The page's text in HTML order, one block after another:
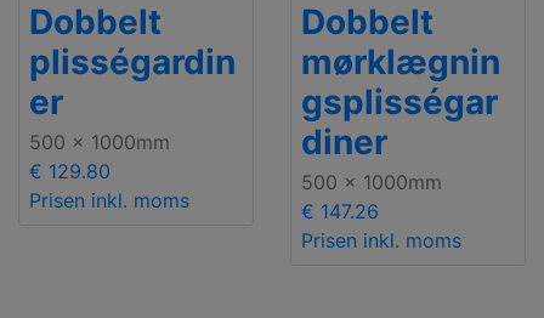
Dobbelt
plisségardin
er
500 x 1000mm
€ 129.80
Prisen inkl. moms
Dobbelt
mørklægnin
gsplisségar
diner
500 x 1000mm
€ 147.26
Prisen inkl. moms